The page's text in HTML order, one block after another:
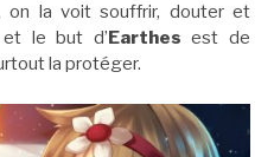
on la voit souffrir, douter et
le but d’ Earthes est de
la protéger.